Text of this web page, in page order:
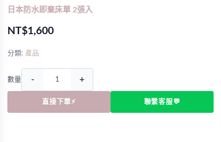
日本防水即棄床單 2張入
NT$1,600
分類: 產品
數量 - +
直接下單⚡ 聯繫客服💬